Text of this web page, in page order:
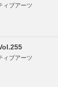
ィブアーツ
ィブアーツ